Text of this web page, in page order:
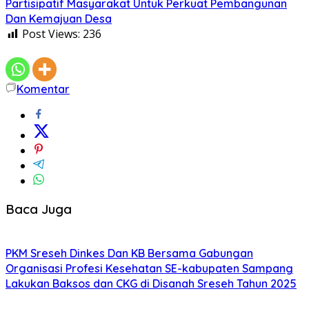
Partisipatif Masyarakat Untuk Perkuat Pembangunan
Dan Kemajuan Desa
Post Views: 236
Komentar
Baca Juga
PKM Sreseh Dinkes Dan KB Bersama Gabungan
Organisasi Profesi Kesehatan SE-kabupaten Sampang
Lakukan Baksos dan CKG di Disanah Sreseh Tahun 2025